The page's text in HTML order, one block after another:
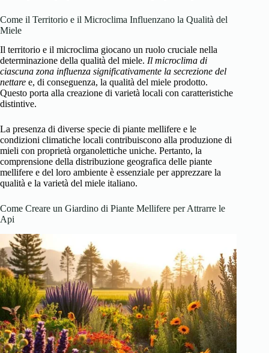
Come il Territorio e il Microclima Influenzano la Qualità del
Miele
Il territorio e il microclima giocano un ruolo cruciale nella
determinazione della qualità del miele. Il microclima di
ciascuna zona influenza significativamente la secrezione del
nettare e, di conseguenza, la qualità del miele prodotto.
Questo porta alla creazione di varietà locali con caratteristiche
distintive.
La presenza di diverse specie di piante mellifere e le
condizioni climatiche locali contribuiscono alla produzione di
mieli con proprietà organolettiche uniche. Pertanto, la
comprensione della distribuzione geografica delle piante
mellifere e del loro ambiente è essenziale per apprezzare la
qualità e la varietà del miele italiano.
Come Creare un Giardino di Piante Mellifere per Attrarre le
Api